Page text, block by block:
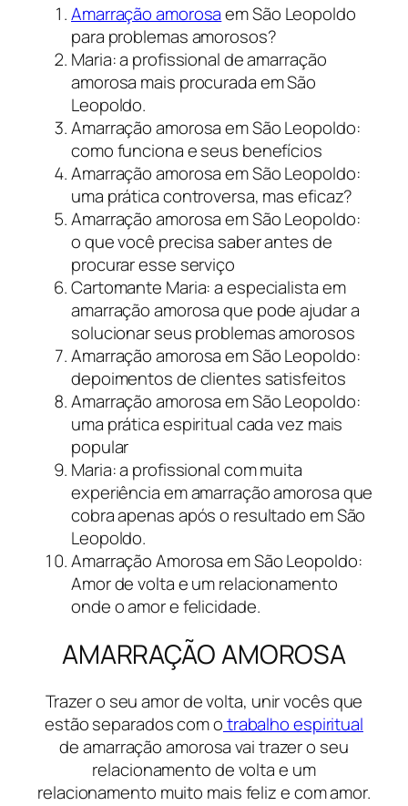
Amarração amorosaem São Leopoldo
para problemas amorosos?
Maria: a profissional de amarração
amorosa mais procurada em São
Leopoldo.
Amarração amorosa em São Leopoldo:
como funciona e seus benefícios
Amarração amorosa em São Leopoldo:
uma prática controversa, mas eficaz?
Amarração amorosa em São Leopoldo:
o que você precisa saber antes de
procurar esse serviço
Cartomante Maria: a especialista em
amarração amorosa que pode ajudar a
solucionar seus problemas amorosos
Amarração amorosa em São Leopoldo:
depoimentos de clientes satisfeitos
Amarração amorosa em São Leopoldo:
uma prática espiritual cada vez mais
popular
Maria: a profissional com muita
experiência em amarração amorosa que
cobra apenas após o resultado em São
Leopoldo.
Amarração Amorosa em São Leopoldo:
Amor de volta e um relacionamento
onde o amor e felicidade.
AMARRAÇÃO AMOROSA
Trazer o seu amor de volta, unir vocês que
estão separados com otrabalho espiritual
de amarração amorosa vai trazer o seu
relacionamento de volta e um
relacionamento muito mais feliz e com amor.